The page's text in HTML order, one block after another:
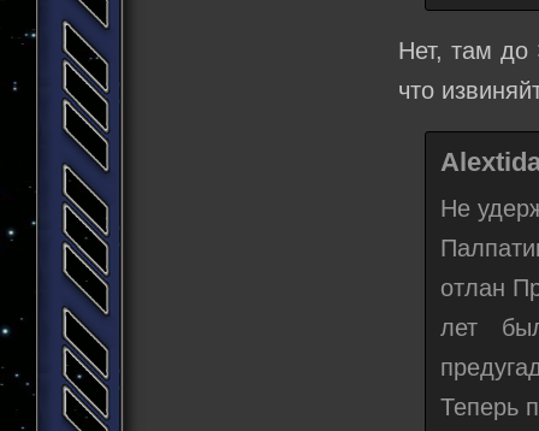
Нет, там до
что
Не
отлан
лет
Теперь